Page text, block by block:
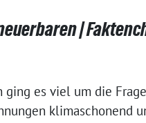
|
ging es viel um die
klimaschonend